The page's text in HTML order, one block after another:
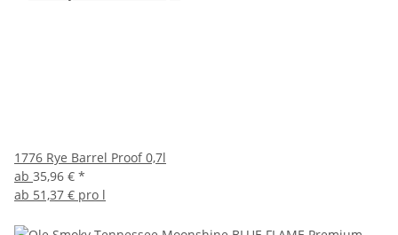
1776 Rye Barrel Proof 0,7l
ab 35,96 € *
ab 51,37 € pro l